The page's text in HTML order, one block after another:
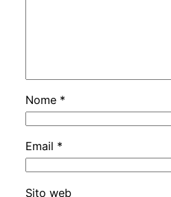
Nome *
Email *
Sito web